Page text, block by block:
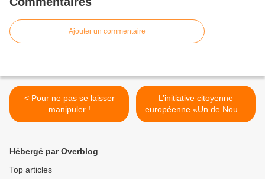
Ajouter un commentaire
< Pour ne pas se laisser
manipuler !
L’initiative citoyenne
européenne «Un de Nous»
progresse rapidement
Hébergé par Overblog
Top articles